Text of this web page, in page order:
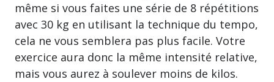
même si vous faites une série de 8 répétitions
avec 30 kg en utilisant la technique du tempo,
cela ne vous semblera pas plus facile. Votre
exercice aura donc la même intensité relative,
mais vous aurez à soulever moins de kilos.